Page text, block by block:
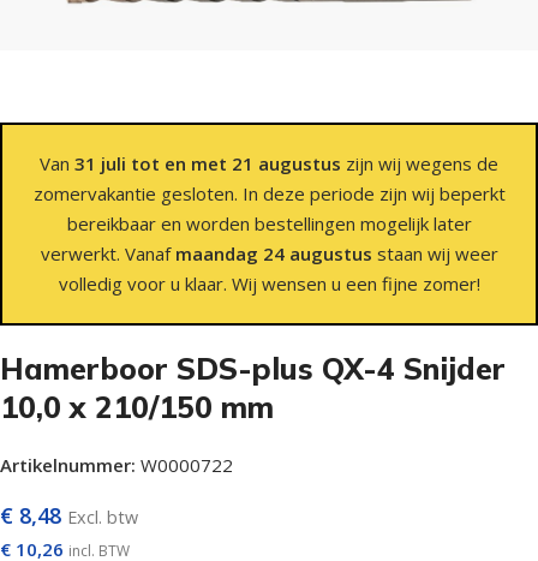
Van 31 juli tot en met 21 augustus zijn wij wegens de
zomervakantie gesloten. In deze periode zijn wij beperkt
bereikbaar en worden bestellingen mogelijk later
verwerkt. Vanaf maandag 24 augustus staan wij weer
volledig voor u klaar. Wij wensen u een fijne zomer!
Hamerboor SDS-plus QX-4 Snijder
10,0 x 210/150 mm
Artikelnummer: W0000722
€ 8,48 Excl. btw
€ 10,26 incl. BTW